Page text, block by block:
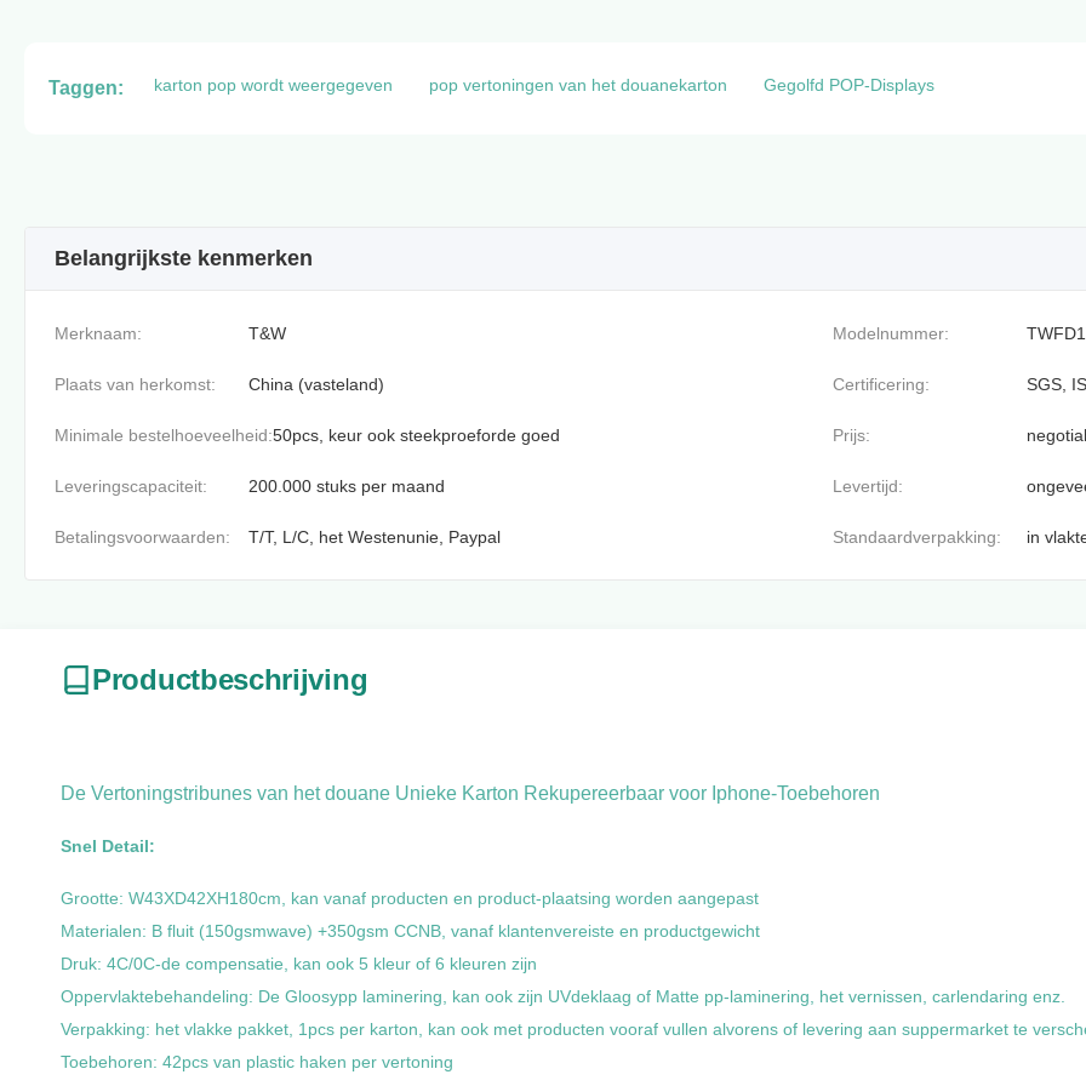
Taggen: karton pop wordt weergegeven pop vertoningen van het douanekarton Gegolfd POP-Displays
Belangrijkste kenmerken
Merknaam: T&W Modelnummer:
Plaats van herkomst: China (vasteland) Certificering: SGS,
Minimale bestelhoeveelheid:50pcs, keur ook steekproeforde goed Prijs:
Leveringscapaciteit: 200.000 stuks per maand Levertijd:
Betalingsvoorwaarden: T/T, L/C, het Westenunie, Paypal Standaardverpakking: in
Productbeschrijving
De Vertoningstribunes van het douane Unieke Karton Rekupereerbaar voor Iphone-Toebehoren
Snel Detail:
Grootte: W43XD42XH180cm , kan vanaf producten en product-plaatsing worden aangepast
Materialen: B fluit (150gsmwave) +350gsm CCNB, vanaf klantenvereiste en productgewicht
Druk: 4C/0C-de compensatie, kan ook 5 kleur of 6 kleuren zijn
Oppervlaktebehandeling: De Gloosypp laminering, kan ook zijn UVdeklaag of Matte pp-laminering, het vernissen, carlendaring enz.
Verpakking: het vlakke pakket, 1pcs per karton, kan ook met producten vooraf vullen alvorens of levering aan suppermarket te
Toebehoren: 42pcs van plastic haken per vertoning